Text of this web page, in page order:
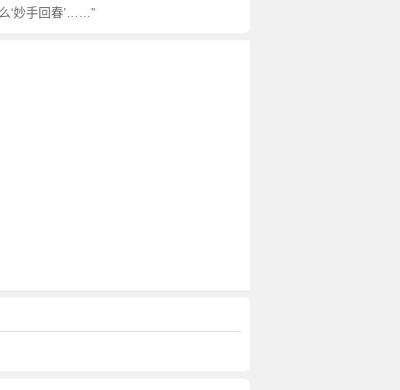
‘妙手回春’……”